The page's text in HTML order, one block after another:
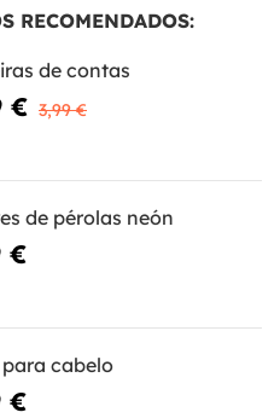
RECOMENDADOS:
de contas
€ 3,99 €
de pérolas neón
€
para cabelo
€